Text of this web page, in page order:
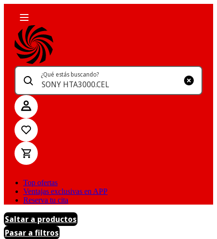
¿Qué estás buscando?
Top ofertas
Ventajas exclusivas en APP
Reserva tu cita
Saltar a productos
Pasar a filtros